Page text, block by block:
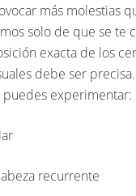
más molestias
solo de que se te
exacta de los
debe ser
puedes experimentar:
recurrente